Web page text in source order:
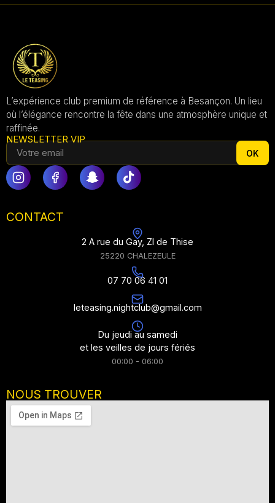
L’expérience club premium de référence à Besançon. Un lieu
où l’élégance rencontre la fête dans une atmosphère unique et
raffinée.
NEWSLETTER VIP
OK
CONTACT
2 A rue du Gay, ZI de Thise
25220 CHALEZEULE
07 70 06 41 01
leteasing.nightclub@gmail.com
Du jeudi au samedi
et les veilles de jours fériés
00:00 - 06:00
NOUS TROUVER